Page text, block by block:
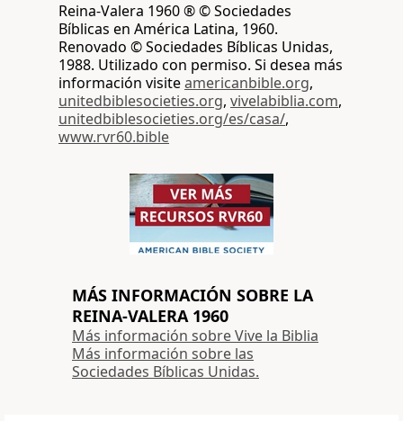
Reina-Valera 1960 ® © Sociedades
Bíblicas en América Latina, 1960.
Renovado © Sociedades Bíblicas Unidas,
1988. Utilizado con permiso. Si desea más
información visiteamericanbible.org,
unitedbiblesocieties.org, vivelabiblia.com,
unitedbiblesocieties.org/es/casa/,
www.rvr60.bible
MÁS INFORMACIÓN SOBRE LA
REINA-VALERA 1960
Más información sobre Vive la Biblia
Más información sobre las
Sociedades Bíblicas Unidas.